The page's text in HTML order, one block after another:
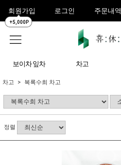
회원가입
+5,000P
로그인 주문내역
보이차 잎차 차고
차고 복록수희 차고
정렬